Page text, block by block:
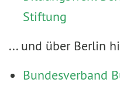
Stiftung
... und über Berlin
Bundesverband